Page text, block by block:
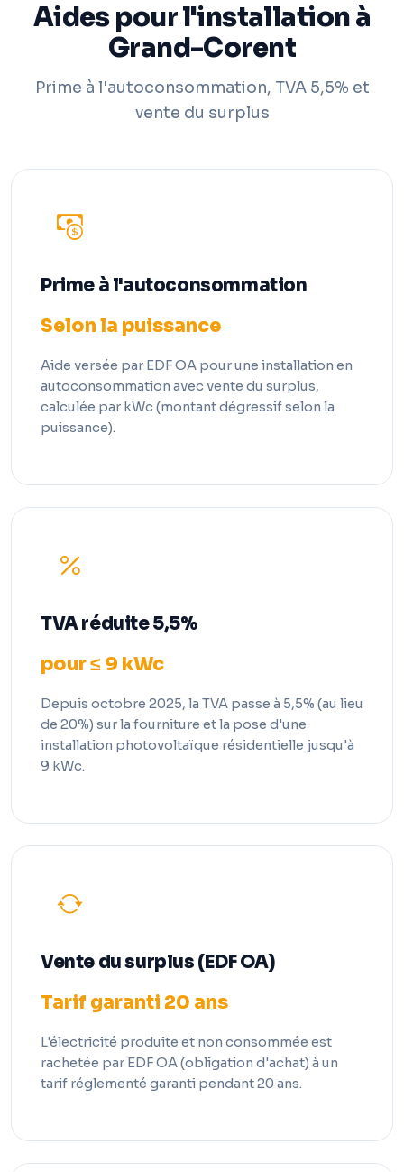
Aides pour l'installation à
Grand-Corent
Prime à l'autoconsommation, TVA 5,5% et
vente du surplus
Prime à l'autoconsommation
Selon la puissance
Aide versée par EDF OA pour une installation en
autoconsommation avec vente du surplus,
calculée par kWc (montant dégressif selon la
puissance).
TVA réduite 5,5%
pour ≤ 9 kWc
Depuis octobre 2025, la TVA passe à 5,5% (au lieu
de 20%) sur la fourniture et la pose d'une
installation photovoltaïque résidentielle jusqu'à
9 kWc.
Vente du surplus (EDF OA)
Tarif garanti 20 ans
L'électricité produite et non consommée est
rachetée par EDF OA (obligation d'achat) à un
tarif réglementé garanti pendant 20 ans.